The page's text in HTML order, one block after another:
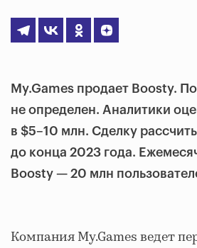
My.Games продает Boosty.
не определен. Аналитики
в $5–10 млн. Сделку
до конца 2023 года.
Boosty — 20 млн
Компания My.Games ведет